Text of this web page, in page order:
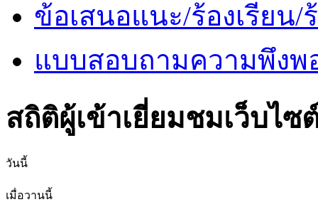
ข้อเสนอแนะ/ร้องเรียน/
แบบสอบถามความพึงพ
สถิติผู้เข้าเยี่ยมชมเว็บไซ
วันนี้
เมื่อวานนี้